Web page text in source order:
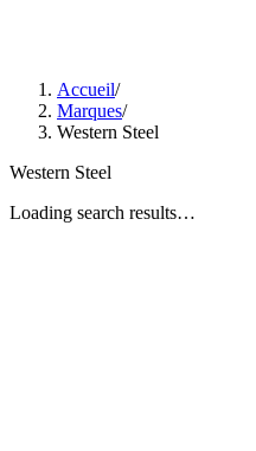
Accueil/
Marques/
Western Steel
Western Steel
Loading search results…